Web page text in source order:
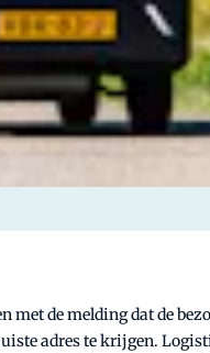
met de melding dat de
adres te krijgen.